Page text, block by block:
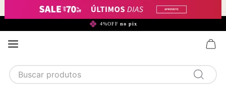
4%OFF no pix
Buscar produtos